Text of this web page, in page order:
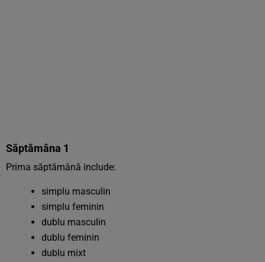
Săptămâna 1
Prima săptămână include:
simplu masculin
simplu feminin
dublu masculin
dublu feminin
dublu mixt